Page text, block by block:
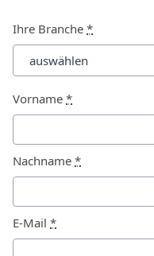
Ihre Branche *
Vorname *
Nachname *
E-Mail *